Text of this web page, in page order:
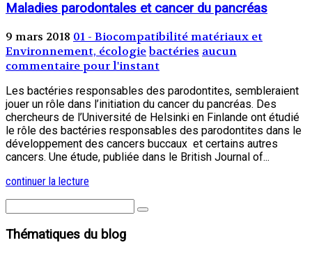
Maladies parodontales et cancer du pancréas
9 mars 2018 01 - Biocompatibilité matériaux et
Environnement, écologiebactéries aucun
commentaire pour l'instant
Les bactéries responsables des parodontites, sembleraient
jouer un rôle dans l’initiation du cancer du pancréas. Des
chercheurs de l’Université de Helsinki en Finlande ont étudié
le rôle des bactéries responsables des parodontites dans le
développement des cancers buccaux et certains autres
cancers. Une étude, publiée dans le British Journal of...
continuer la lecture
Thématiques du blog